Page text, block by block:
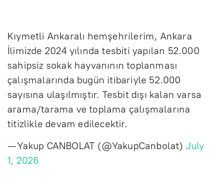
Kıymetli Ankaralı hemşehrilerim, Ankara
İlimizde 2024 yılında tesbiti yapılan 52.000
sahipsiz sokak hayvanının toplanması
çalışmalarında bugün itibariyle 52.000
sayısına ulaşılmıştır. Tesbit dışı kalan varsa
arama/tarama ve toplama çalışmalarına
titizlikle devam edilecektir.
— Yakup CANBOLAT (@YakupCanbolat) July
1, 2026